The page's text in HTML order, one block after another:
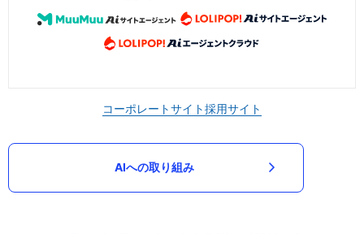
コーポレートサイト採用サイト
AIへの取り組み